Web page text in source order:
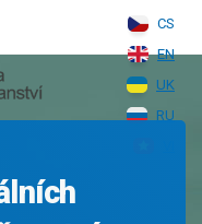
CS
EN
UK
RU